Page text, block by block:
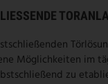
Möglichkeiten im
zu